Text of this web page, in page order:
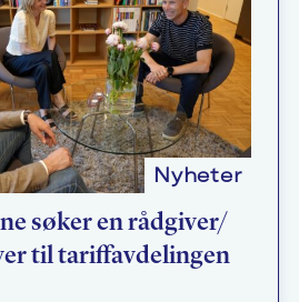
Nyheter
søker en rådgiver/​
til tariffavdelingen